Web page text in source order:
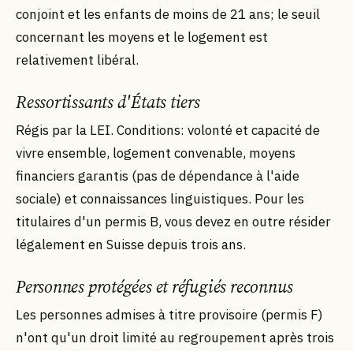
conjoint et les enfants de moins de 21 ans; le seuil
concernant les moyens et le logement est
relativement libéral.
Ressortissants d'États tiers
Régis par la LEI. Conditions: volonté et capacité de
vivre ensemble, logement convenable, moyens
financiers garantis (pas de dépendance à l'aide
sociale) et connaissances linguistiques. Pour les
titulaires d'un permis B, vous devez en outre résider
légalement en Suisse depuis trois ans.
Personnes protégées et réfugiés reconnus
Les personnes admises à titre provisoire (permis F)
n'ont qu'un droit limité au regroupement après trois